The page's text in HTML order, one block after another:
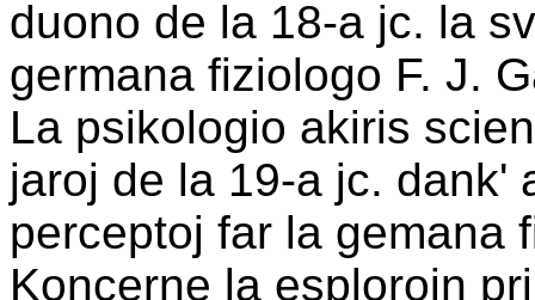
duono de la 18-a jc. la
germana fiziologo F. J.
La psikologio akiris
jaroj de la 19-a jc. dank'
perceptoj far la gemana
Koncerne la esplorojn